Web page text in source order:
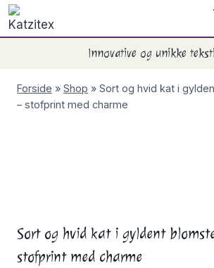
Skip
to
Innovative og unikke
Forside » Shop » Sort og hvid kat i
– stofprint med charme
Sort og hvid kat i gyldent
stofprint med charme